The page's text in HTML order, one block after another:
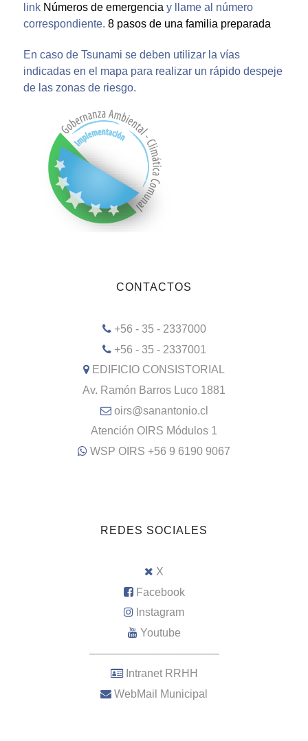
link Números de emergencia y llame al número
correspondiente. 8 pasos de una familia preparada
En caso de Tsunami se deben utilizar la vías
indicadas en el mapa para realizar un rápido despeje
de las zonas de riesgo.
CONTACTOS
+56 - 35 - 2337000
+56 - 35 - 2337001
EDIFICIO CONSISTORIAL
Av. Ramón Barros Luco 1881
oirs@sanantonio.cl
Atención OIRS Módulos 1
WSP OIRS +56 9 6190 9067
REDES SOCIALES
X
Facebook
Instagram
Youtube
–––––––––––––––––––––
Intranet RRHH
WebMail Municipal